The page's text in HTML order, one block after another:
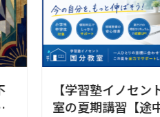
【学習塾イノセン
室の夏期講習【途